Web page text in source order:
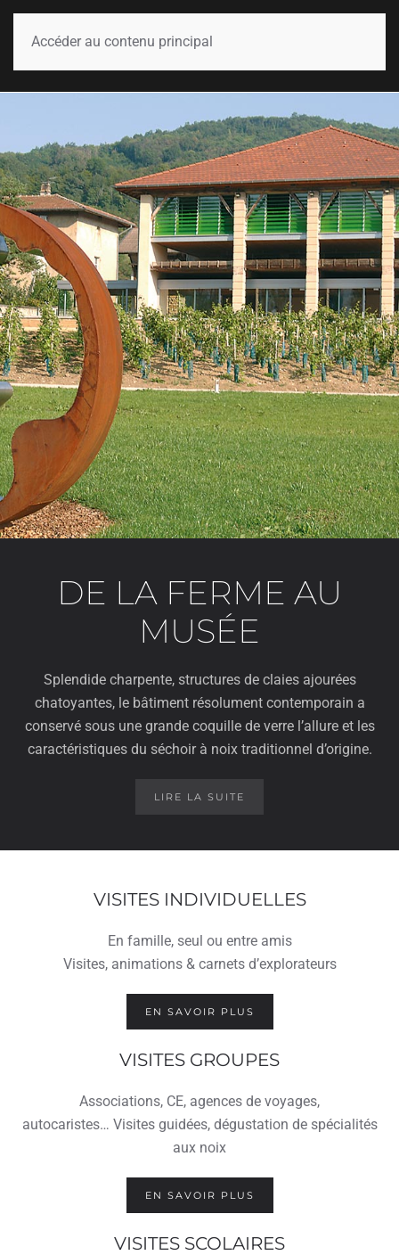
Accéder au contenu principal
DE LA FERME AU
MUSÉE
Splendide charpente, structures de claies ajourées
chatoyantes, le bâtiment résolument contemporain a
conservé sous une grande coquille de verre l’allure et les
caractéristiques du séchoir à noix traditionnel d’origine.
LIRE LA SUITE
VISITES INDIVIDUELLES
En famille, seul ou entre amis
Visites, animations & carnets d’explorateurs
EN SAVOIR PLUS
VISITES GROUPES
Associations, CE, agences de voyages,
autocaristes… Visites guidées, dégustation de spécialités
aux noix
EN SAVOIR PLUS
VISITES SCOLAIRES